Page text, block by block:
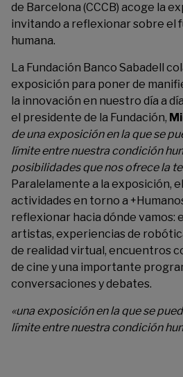
de Barcelona (CCCB) acoge la
invitando a reflexionar sobre el
humana.
La Fundación Banco Sabadell
exposición para poner de
la innovación en nuestro día a
el presidente de la Fundación,
de una exposición en la que se
límite entre nuestra condición
posibilidades que nos ofrece la
Paralelamente a la exposición,
actividades en torno a
reflexionar hacia dónde vamos:
artistas, experiencias de
de realidad virtual, encuentros
de cine y una importante
conversaciones y debates.
«una exposición en la que se
límite entre nuestra condición